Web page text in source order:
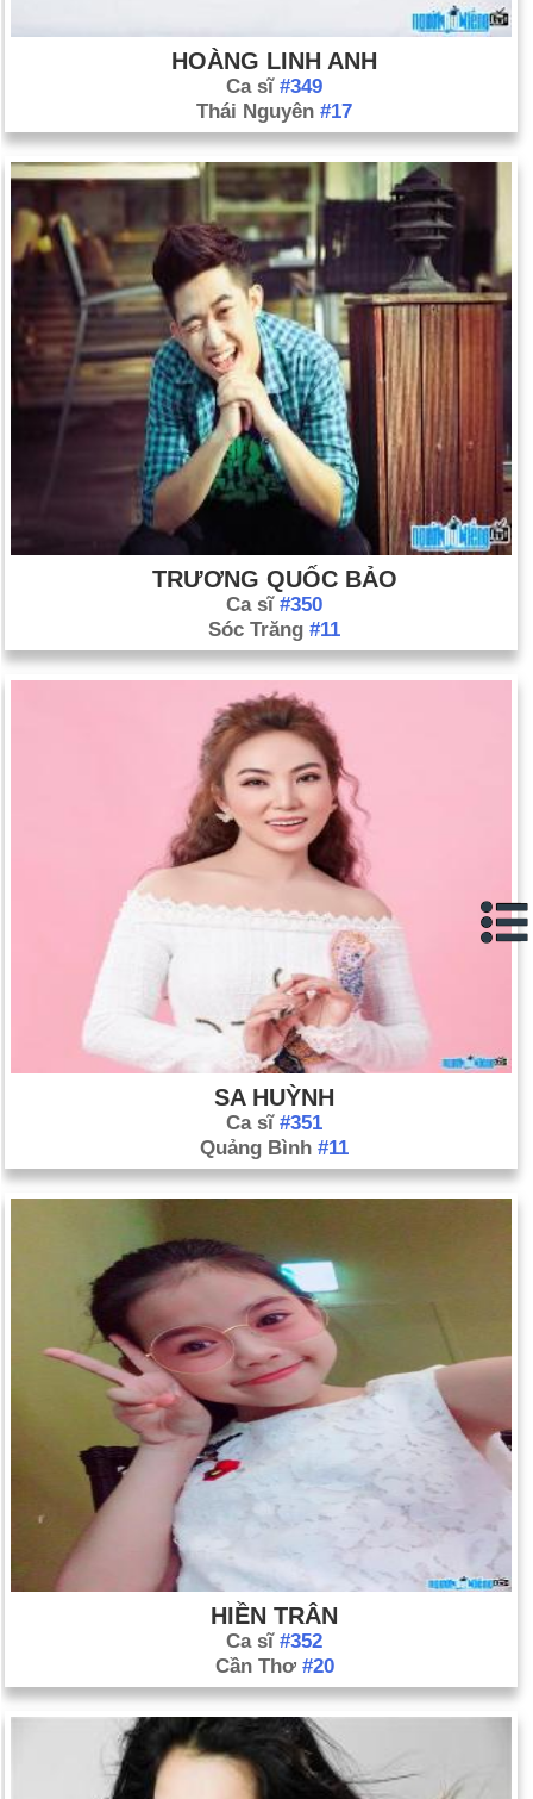
HOÀNG LINH ANH
Ca sĩ #349
Thái Nguyên #17
TRƯƠNG QUỐC BẢO
Ca sĩ #350
Sóc Trăng #11
SA HUỲNH
Ca sĩ #351
Quảng Bình #11
HIỀN TRÂN
Ca sĩ #352
Cần Thơ #20